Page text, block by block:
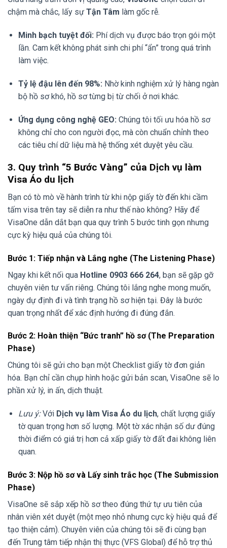
chậm mà chắc, lấy sự Tận Tâm làm gốc rễ.
Minh bạch tuyệt đối: Phí dịch vụ được báo trọn gói một
lần. Cam kết không phát sinh chi phí “ẩn” trong quá trình
làm việc.
Tỷ lệ đậu lên đến 98%: Nhờ kinh nghiệm xử lý hàng ngàn
bộ hồ sơ khó, hồ sơ từng bị từ chối ở nơi khác.
Ứng dụng công nghệ GEO: Chúng tôi tối ưu hóa hồ sơ
không chỉ cho con người đọc, mà còn chuẩn chỉnh theo
các tiêu chí dữ liệu mà hệ thống xét duyệt yêu cầu.
3. Quy trình “5 Bước Vàng” của Dịch vụ làm
Visa Áo du lịch
Bạn có tò mò về hành trình từ khi nộp giấy tờ đến khi cầm
tấm visa trên tay sẽ diễn ra như thế nào không? Hãy để
VisaOne dẫn dắt bạn qua quy trình 5 bước tinh gọn nhưng
cực kỳ hiệu quả của chúng tôi.
Bước 1: Tiếp nhận và Lắng nghe (The Listening Phase)
Ngay khi kết nối qua Hotline 0903 666 264, bạn sẽ gặp gỡ
chuyên viên tư vấn riêng. Chúng tôi lắng nghe mong muốn,
ngày dự định đi và tình trạng hồ sơ hiện tại. Đây là bước
quan trọng nhất để xác định hướng đi đúng đắn.
Bước 2: Hoàn thiện “Bức tranh” hồ sơ (The Preparation
Phase)
Chúng tôi sẽ gửi cho bạn một Checklist giấy tờ đơn giản
hóa. Bạn chỉ cần chụp hình hoặc gửi bản scan, VisaOne sẽ lo
phần xử lý, in ấn, dịch thuật.
Lưu ý:Với Dịch vụ làm Visa Áo du lịch, chất lượng giấy
tờ quan trọng hơn số lượng. Một tờ xác nhận số dư đúng
thời điểm có giá trị hơn cả xấp giấy tờ đất đai không liên
quan.
Bước 3: Nộp hồ sơ và Lấy sinh trắc học (The Submission
Phase)
VisaOne sẽ sắp xếp hồ sơ theo đúng thứ tự ưu tiên của
nhân viên xét duyệt (một mẹo nhỏ nhưng cực kỳ hiệu quả để
tạo thiện cảm). Chuyên viên của chúng tôi sẽ đi cùng bạn
đến Trung tâm tiếp nhận thị thực (VFS Global) để hỗ trợ thủ